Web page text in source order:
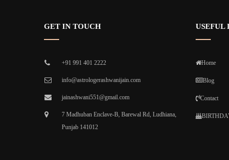
GET IN TOUCH
+91 991 401 2222
info@astrologerashwanijain.com
jainashwani551@gmail.com
7 Madhuban Enclave-B, Barewal Rd, Ludhiana,
Punjab 141012
USEFUL
Home
Blog
Contact